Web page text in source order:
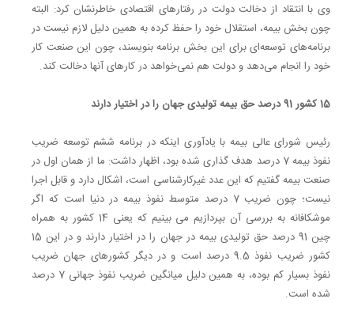
وی با انتقاد از دخالت دولت در رفتارهای اقتصادی خاطرنشان کرد: البته
چون بخش بیمه، استقلال خود را حفظ کرده به همین دلیل لازم نیست در
برنامه‌های توسعه‌ای برای این بخش برنامه بنویسند، چون این صنعت کار
خود را انجام می‌دهد و دولت هم نمی‌خواهد در کارهای آنها دخالت کند.
15 کشور 91 درصد حق بیمه تولیدی جهان را در اختیار دارند
رئیس شورای عالی بیمه با یادآوری اینکه در برنامه ششم توسعه ضریب
نفوذ بیمه 7 درصد هدف گذاری شده بود، اظهار داشت: ما از همان اول در
صنعت بیمه گفتیم که این عدد غیرکارشناسی است، اشکال دارد و قابل اجرا
نیست؛ چون ضریب 7 درصد متوسط نفوذ بیمه در دنیا است که اگر
موشکافانه به بررسی آن بپردازیم می بینیم که یعنی 14 کشور به همراه
چین 91 درصد حق تولیدی بیمه در جهان را در اختیار دارند و در این 15
کشور ضریب نفوذ 9.5 درصد است و در دیگر کشورهای جهان ضریب
نفوذ بسیار کم بوده، به همین دلیل میانگین ضریب نفوذ جهانی 7 درصد
شده است.